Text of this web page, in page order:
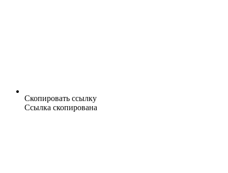
Скопировать ссылку
Ссылка скопирована